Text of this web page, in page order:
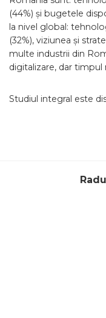
(44%) și bugetele
la nivel global:
(32%), viziunea și
multe industrii din
digitalizare, dar timpul
Studiul integral este